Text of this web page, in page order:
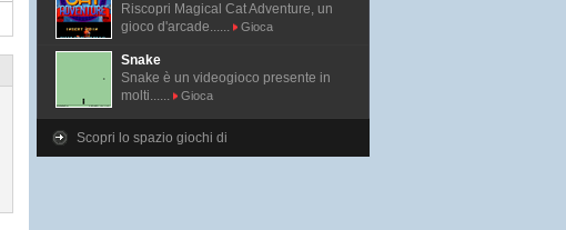
Riscopri Magical Cat Adventure, un
gioco d'arcade......
Gioca
Snake
Snake è un videogioco presente in
molti......
Gioca
Scopri lo spazio giochi di